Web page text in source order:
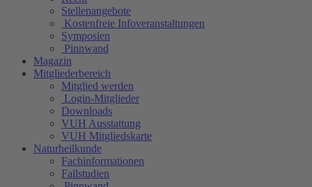
Stellenangebote
Kostenfreie Infoveranstaltungen
Symposien
Pinnwand
Magazin
Mitgliederbereich
Mitglied werden
Login-Mitglieder
Downloads
VUH Ausstattung
VUH Mitgliedskarte
Naturheilkunde
Fachinformationen
Fallstudien